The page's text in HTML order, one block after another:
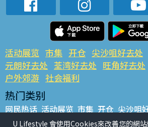
活动展览 市集 开仓 尖沙咀好去处
元朗好去处 荃湾好去处 旺角好去处
户外郊游 社会福利
热门类别
网民热话 活动展览 市集 开仓 尖沙咀
铜锣湾好去处 元朗好去处 荃湾好去处
U Lifestyle 會使用Cookies來改善您的網